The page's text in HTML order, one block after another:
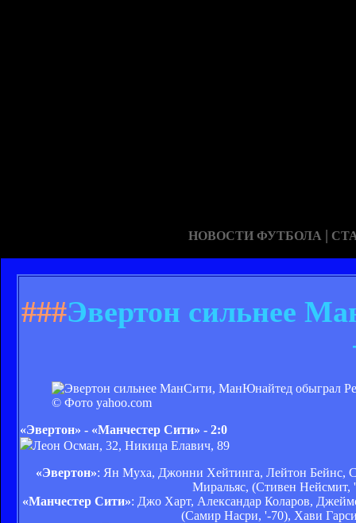
НОВОСТИ ФУТБОЛА |
###Эвертон сильнее
© Фото yahoo.com
«Эвертон» - «Манчестер Сити» - 2:0
Леон Осман, 32, Никица Елавич, 89
«Эвертон»: Ян Муха, Джонни Хейтинга, Лейтон Бейнс,
Миральяс, (Стивен
«Манчестер Сити»: Джо Харт, Александар Коларов,
(Самир Насри, '-70), Хави